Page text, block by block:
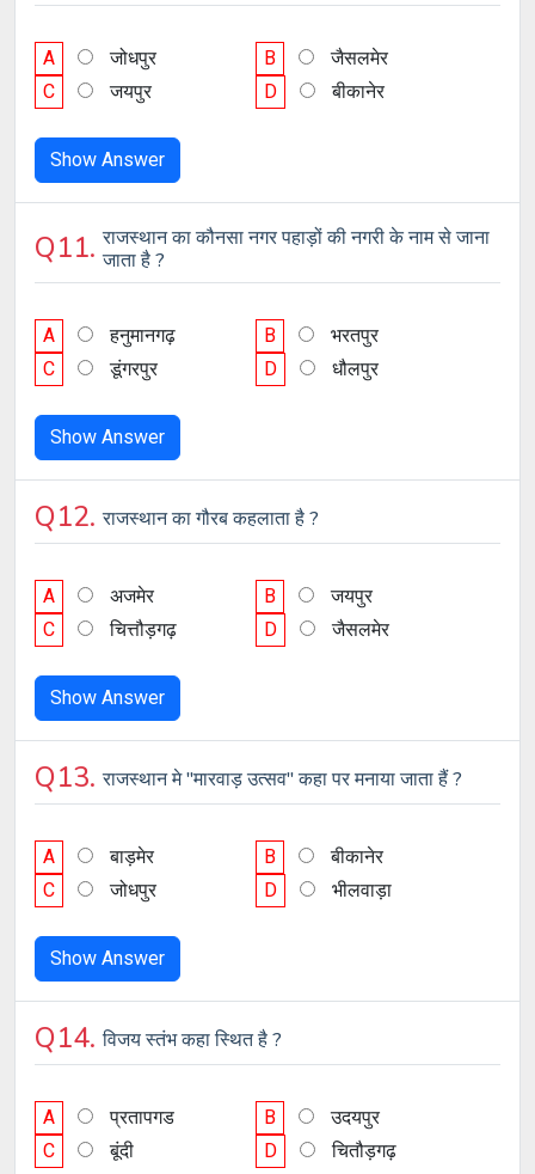
A जोधपुर B
जैसलमेर
C
जयपुर D बीकानेर
Show Answer
Q11.राजस्थान का कौनसा नगर पहाड़ों की नगरी के नाम से जाना
जाता है ?
A हनुमानगढ़ B
भरतपुर
C
डूंगरपुर D धौलपुर
Show Answer
Q12.राजस्थान का गौरब कहलाता है ?
A अजमेर B
जयपुर
C
चित्तौड़गढ़ D जैसलमेर
Show Answer
Q13.राजस्थान मे "मारवाड़ उत्सव" कहा पर मनाया जाता हैं ?
A बाड़मेर B
बीकानेर
C
जोधपुर D भीलवाड़ा
Show Answer
Q14.विजय स्तंभ कहा स्थित है ?
A प्रतापगड B
उदयपुर
C
बूंदी D चितौड़गढ़